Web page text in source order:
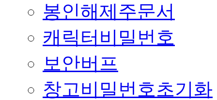
봉인해제주문서
캐릭터비밀번호
보안버프
창고비밀번호초기화